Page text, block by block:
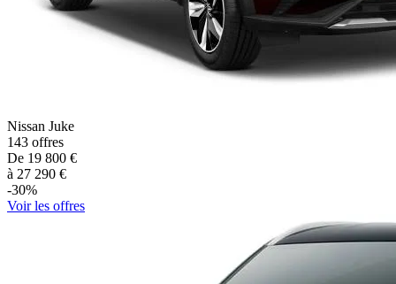
Nissan Juke
143 offres
De 19 800 €
à 27 290 €
-30%
Voir les offres